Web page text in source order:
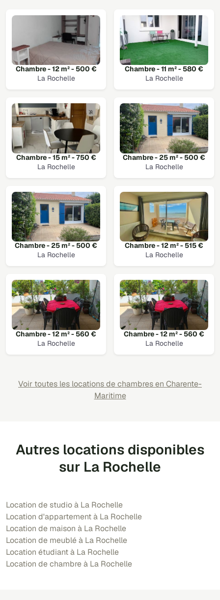
Chambre - 12 m² - 500 €
La Rochelle
Chambre - 11 m² - 580 €
La Rochelle
Chambre - 15 m² - 750 €
La Rochelle
Chambre - 25 m² - 500 €
La Rochelle
Chambre - 25 m² - 500 €
La Rochelle
Chambre - 12 m² - 515 €
La Rochelle
Chambre - 12 m² - 560 €
La Rochelle
Chambre - 12 m² - 560 €
La Rochelle
Voir toutes les locations de chambres en Charente-
Maritime
Autres locations disponibles
sur La Rochelle
Location de studio à La Rochelle
Location d'appartement à La Rochelle
Location de maison à La Rochelle
Location de meublé à La Rochelle
Location étudiant à La Rochelle
Location de chambre à La Rochelle